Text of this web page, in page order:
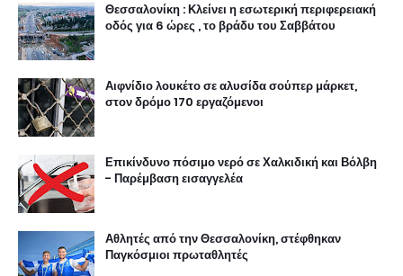
Θεσσαλονίκη : Κλείνει η εσωτερική περιφερειακή
οδός για 6 ώρες , το βράδυ του Σαββάτου
Αιφνίδιο λουκέτο σε αλυσίδα σούπερ μάρκετ,
στον δρόμο 170 εργαζόμενοι
Επικίνδυνο πόσιμο νερό σε Χαλκιδική και Βόλβη
- Παρέμβαση εισαγγελέα
Αθλητές από την Θεσσαλονίκη, στέφθηκαν
Παγκόσμιοι πρωταθλητές